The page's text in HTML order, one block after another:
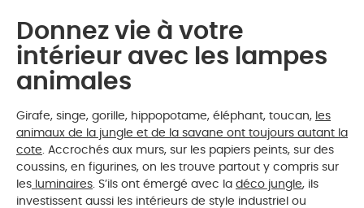
Donnez vie à votre
intérieur avec les lampes
animales
Girafe, singe, gorille, hippopotame, éléphant, toucan, les
animaux de la jungle et de la savane ont toujours autant la
cote. Accrochés aux murs, sur les papiers peints, sur des
coussins, en figurines, on les trouve partout y compris sur
les luminaires. S’ils ont émergé avec la déco jungle, ils
investissent aussi les intérieurs de style industriel ou